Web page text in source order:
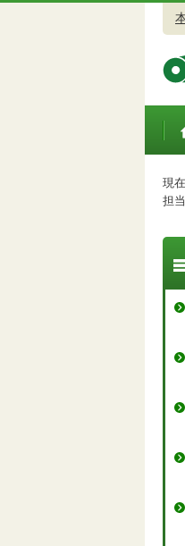
ト
現
担